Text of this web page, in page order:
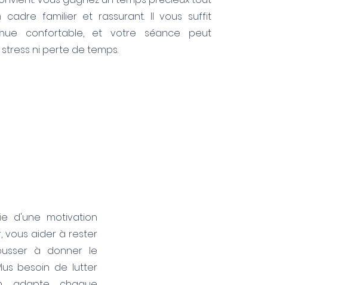
cadre familier et rassurant. Il vous suffit
confortable, et votre séance peut
ni perte de temps.
d'une motivation
vous aider à rester
à donner le
besoin de lutter